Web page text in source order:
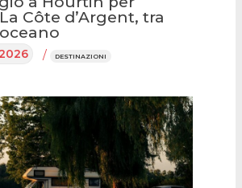
Côte d’Argent, tra
/ DESTINAZIONI